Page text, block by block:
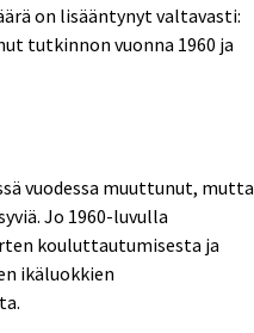
on lisääntynyt valtavasti:
tutkinnon vuonna 1960 ja
vuodessa muuttunut, mutta
Jo 1960-luvulla
kouluttautumisesta ja
ikäluokkien